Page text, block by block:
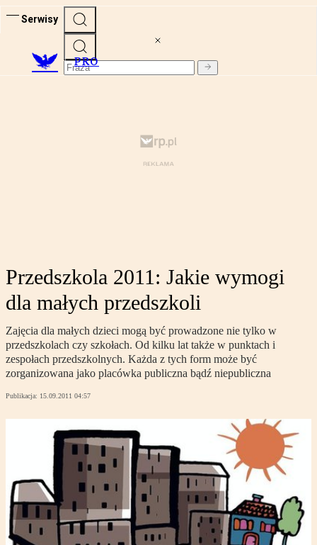
Serwisy
PRO
Przedszkola 2011: Jakie wymogi
dla małych przedszkoli
Zajęcia dla małych dzieci mogą być prowadzone nie tylko w
przedszkolach czy szkołach. Od kilku lat także w punktach i
zespołach przedszkolnych. Każda z tych form może być
zorganizowana jako placówka publiczna bądź niepubliczna
Publikacja: 15.09.2011 04:57